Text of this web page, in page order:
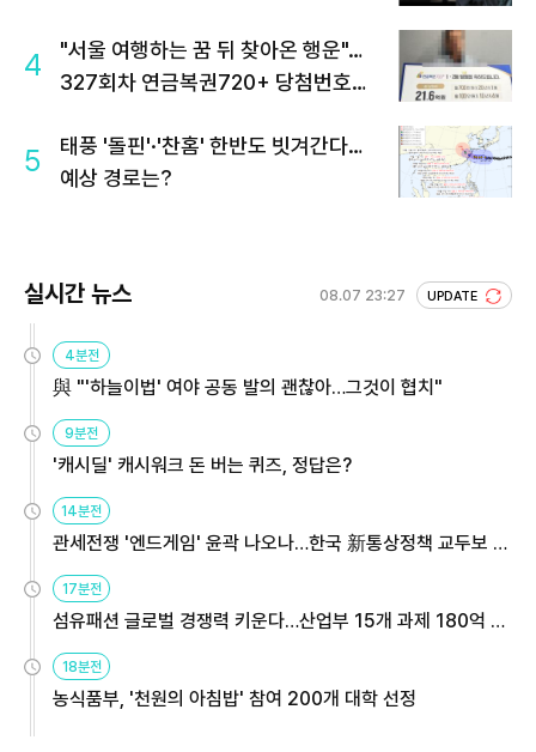
4
"서울 여행하는 꿈 뒤 찾아온 행운"…
327회차 연금복권720+ 당첨번호조
5
태풍 '돌핀'·'찬홈' 한반도 빗겨간다…
예상 경로는?
실시간 뉴스 08.07 23:27 UPDATE
4분전
與 "'하늘이법' 여야 공동 발의 괜찮아…그것이 협치"
9분전
'캐시딜' 캐시워크 돈 버는 퀴즈, 정답은?
14분전
관세전쟁 '엔드게임' 윤곽 나오나…한국 新통상정책 교두보 활
17분전
섬유패션 글로벌 경쟁력 키운다…산업부 15개 과제 180억 지
18분전
농식품부, '천원의 아침밥' 참여 200개 대학 선정